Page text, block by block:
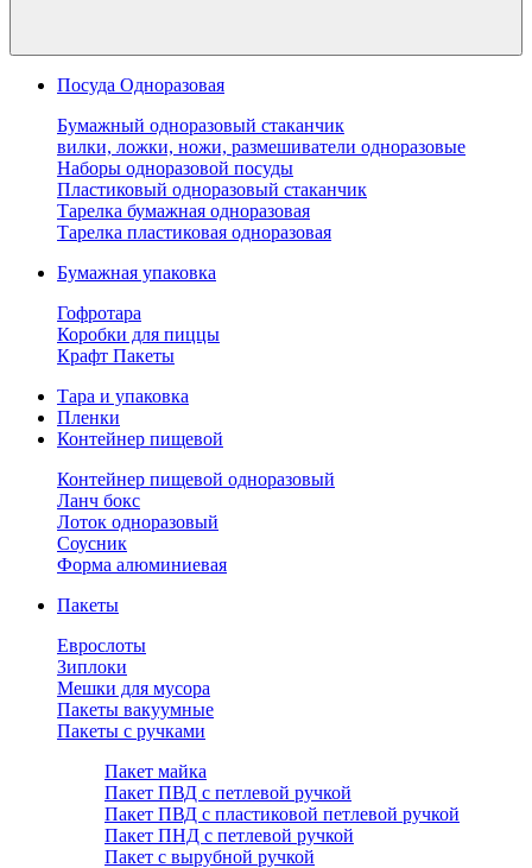
Посуда Одноразовая
Бумажный одноразовый стаканчик
вилки, ложки, ножи, размешиватели одноразовые
Наборы одноразовой посуды
Пластиковый одноразовый стаканчик
Тарелка бумажная одноразовая
Тарелка пластиковая одноразовая
Бумажная упаковка
Гофротара
Коробки для пиццы
Крафт Пакеты
Тара и упаковка
Пленки
Контейнер пищевой
Контейнер пищевой одноразовый
Ланч бокс
Лоток одноразовый
Соусник
Форма алюминиевая
Пакеты
Еврослоты
Зиплоки
Мешки для мусора
Пакеты вакуумные
Пакеты с ручками
Пакет майка
Пакет ПВД с петлевой ручкой
Пакет ПВД с пластиковой петлевой ручкой
Пакет ПНД с петлевой ручкой
Пакет с вырубной ручкой